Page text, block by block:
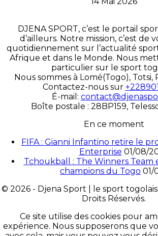
DJENA SPORT, c’est le portail
d’ailleurs. Notre mission, c’est de
quotidiennement sur l’actualité
Afrique et dans le Monde. Nous
particulier sur le sport
Nous sommes à Lomé(Togo), Totsi,
Contactez-nous sur
É-mail:
Boîte postale : 28BP159,
En ce moment
FIFA : Gianni Infantino retire le
Enterprise 01/08/
Tchoukball : The Winners Team
champions du Togo 01/
© 2026 - Djena Sport | le sport
Droits Réservés.
Ce site utilise des cookies pour
expérience. Nous supposerons que